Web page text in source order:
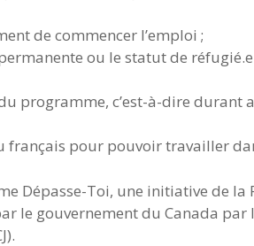
de commencer l’emploi ;
ou le statut de
programme, c’est-à-dire durant
français pour pouvoir travailler
Dépasse-Toi, une initiative de la
le gouvernement du Canada par